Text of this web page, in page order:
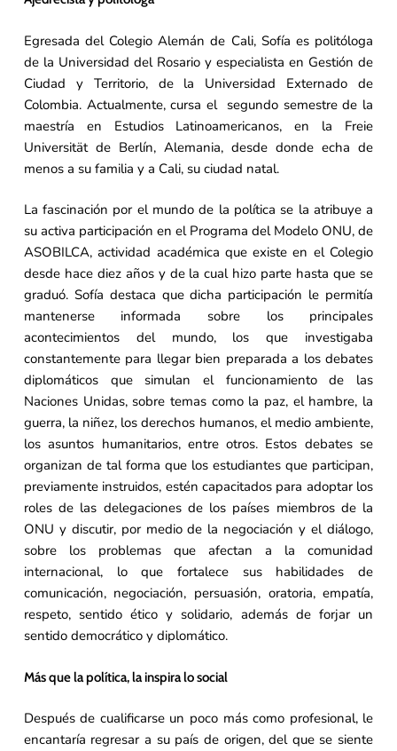
Egresada del Colegio Alemán de Cali, Sofía es politóloga
de la Universidad del Rosario y especialista en Gestión de
Ciudad y Territorio, de la Universidad Externado de
Colombia. Actualmente, cursa el segundo semestre de la
maestría en Estudios Latinoamericanos, en la Freie
Universität de Berlín, Alemania, desde donde echa de
menos a su familia y a Cali, su ciudad natal.
La fascinación por el mundo de la política se la atribuye a
su activa participación en el Programa del Modelo ONU, de
ASOBILCA, actividad académica que existe en el Colegio
desde hace diez años y de la cual hizo parte hasta que se
graduó. Sofía destaca que dicha participación le permitía
mantenerse informada sobre los principales
acontecimientos del mundo, los que investigaba
constantemente para llegar bien preparada a los debates
diplomáticos que simulan el funcionamiento de las
Naciones Unidas, sobre temas como la paz, el hambre, la
guerra, la niñez, los derechos humanos, el medio ambiente,
los asuntos humanitarios, entre otros. Estos debates se
organizan de tal forma que los estudiantes que participan,
previamente instruidos, estén capacitados para adoptar los
roles de las delegaciones de los países miembros de la
ONU y discutir, por medio de la negociación y el diálogo,
sobre los problemas que afectan a la comunidad
internacional, lo que fortalece sus habilidades de
comunicación, negociación, persuasión, oratoria, empatía,
respeto, sentido ético y solidario, además de forjar un
sentido democrático y diplomático.
Más que la política, la inspira lo social
Después de cualificarse un poco más como profesional, le
encantaría regresar a su país de origen, del que se siente